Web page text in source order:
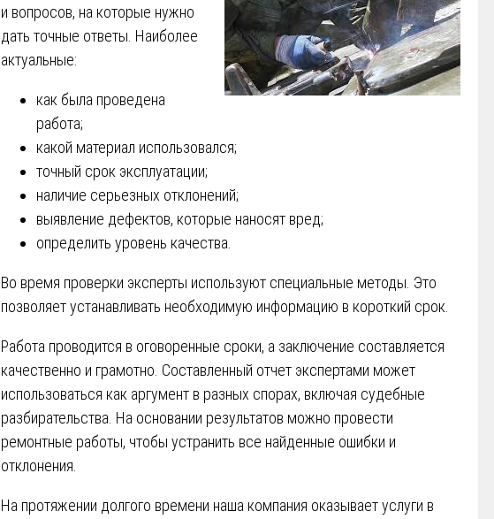
и вопросов, на которые нужно
дать точные ответы. Наиболее
актуальные:
как была проведена
работа;
какой материал использовался;
точный срок эксплуатации;
наличие серьезных отклонений;
выявление дефектов, которые наносят вред;
определить уровень качества.
Во время проверки эксперты используют специальные методы. Это
позволяет устанавливать необходимую информацию в короткий срок.
Работа проводится в оговоренные сроки, а заключение составляется
качественно и грамотно. Составленный отчет экспертами может
использоваться как аргумент в разных спорах, включая судебные
разбирательства. На основании результатов можно провести
ремонтные работы, чтобы устранить все найденные ошибки и
отклонения.
На протяжении долгого времени наша компания оказывает услуги в